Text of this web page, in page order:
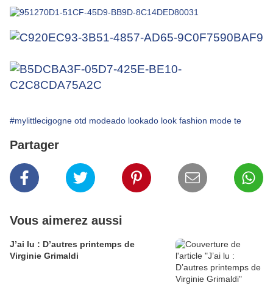
#mylittlecigogne otd modeado lookado look fashion mode te
Partager
Vous aimerez aussi
J’ai lu : D’autres printemps de
Virginie Grimaldi